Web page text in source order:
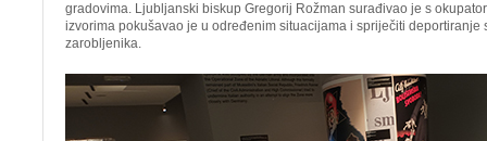
gradovima. Ljubljanski biskup Gregorij Rožman surađivao je s
izvorima pokušavao je u određenim situacijama i spriječiti deportiranje
zarobljenika.